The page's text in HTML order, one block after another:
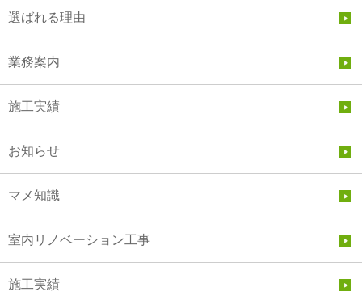
選ばれる理由
業務案内
施工実績
お知らせ
マメ知識
室内リノベーション工事
施工実績